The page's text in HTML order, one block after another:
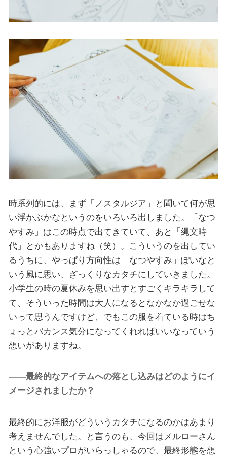
時系列的には、まず「ノスタルジア」と聞いて何が思
い浮かぶかなというのをいろいろ出しました。「なつ
やすみ」はこの時点で出てきていて、あと「縄文時
代」とかもありますね（笑）。こういうのを出してい
るうちに、やっぱり方向性は「なつやすみ」ぽいなと
いう風に思い、ざっくりなカタチにしていきました。
小学生の時の夏休みを思い出すとすごくキラキラして
て、そういった時間は大人になるとなかなか過ごせな
いって思うんですけど、でもこの服を着ている時はち
ょっとバカンス気分になってくれればいいなっていう
想いがありますね。
――最終的なアイテムへの落とし込みはどのようにイ
メージされましたか？
最終的にお洋服がどういうカタチになるのかはあまり
考えませんでした。と言うのも、今回はメルローさん
という心強いプロがいらっしゃるので、最終形態を想